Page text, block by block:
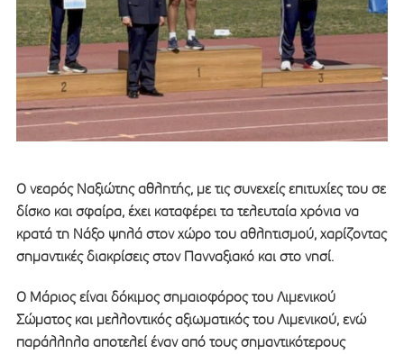
Ο νεαρός Ναξιώτης αθλητής, με τις συνεχείς επιτυχίες του σε
δίσκο και σφαίρα, έχει καταφέρει τα τελευταία χρόνια να
κρατά τη Νάξο ψηλά στον χώρο του αθλητισμού, χαρίζοντας
σημαντικές διακρίσεις στον Πανναξιακό και στο νησί.
Ο Μάριος είναι δόκιμος σημαιοφόρος του Λιμενικού
Σώματος και μελλοντικός αξιωματικός του Λιμενικού, ενώ
παράλληλα αποτελεί έναν από τους σημαντικότερους